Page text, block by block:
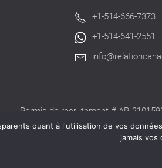
+1-514-666-7373
+1-514-641-2551
Permis de recrutement # AR-
permis valide délivré par la
quant à l'utilisation de vos
jamais vos